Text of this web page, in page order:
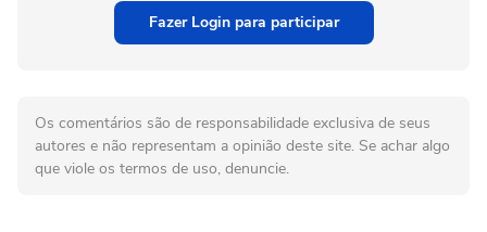
Fazer Login para participar
Os comentários são de responsabilidade exclusiva de seus
autores e não representam a opinião deste site. Se achar algo
que viole os termos de uso, denuncie.